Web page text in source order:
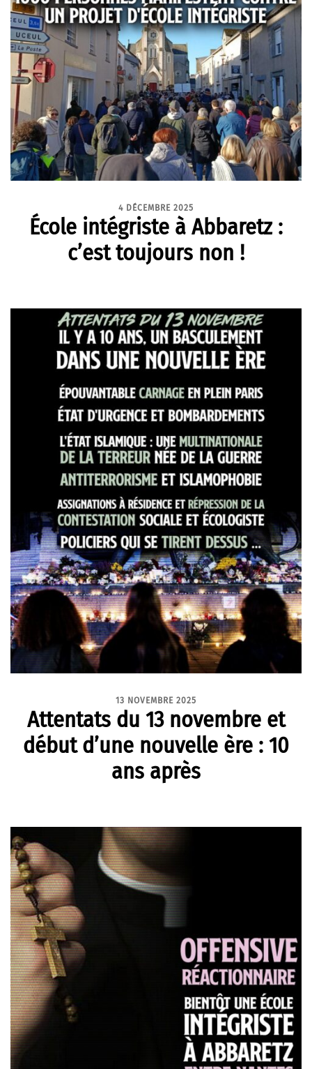
4 DÉCEMBRE 2025
École intégriste à Abbaretz :
c’est toujours non !
13 NOVEMBRE 2025
Attentats du 13 novembre et
début d’une nouvelle ère : 10
ans après